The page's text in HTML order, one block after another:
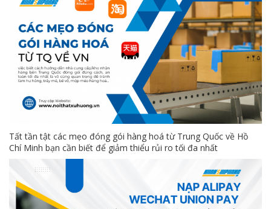
Tất tần tật các mẹo đóng gói hàng hoá từ Trung Quốc về Hồ
Chí Minh bạn cần biết để giảm thiểu rủi ro tối đa nhất